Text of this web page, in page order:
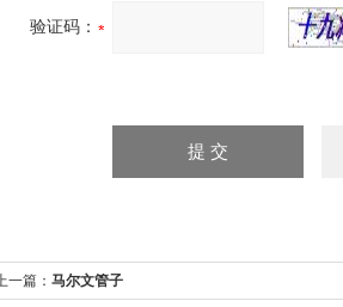
验证码：
一篇： 马尔文管子